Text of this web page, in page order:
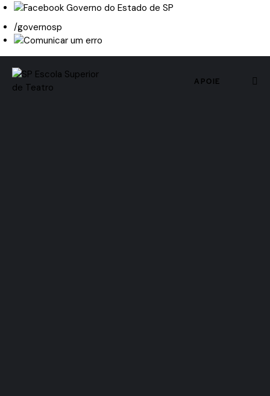
/governosp
APOIE